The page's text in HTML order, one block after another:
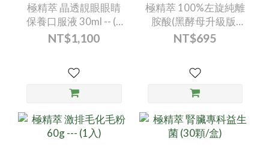
極精萃 晶透靚眼眼睛
保養口服液 30ml -- (1
入)
NT$1,100
極精萃 100%左旋純離
胺酸(黑酵母升級版)
(60顆/盒)
NT$695